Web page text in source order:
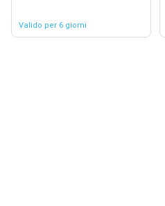
Valido per 6 giorni